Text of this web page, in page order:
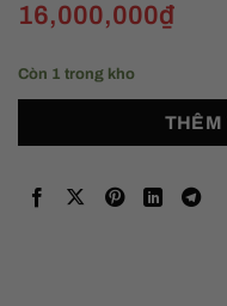
16,000,000₫
Còn 1 trong kho
THÊM